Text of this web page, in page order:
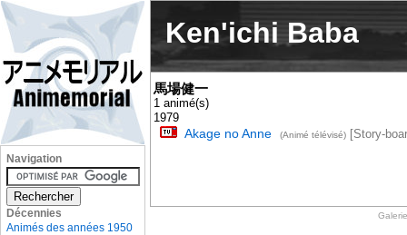
Ken'ichi Baba
馬場健一
1 animé(s)
1979
Akage no Anne (Animé télévisé)[Story-
Galerie
Navigation
Décennies
Animés des années 1950